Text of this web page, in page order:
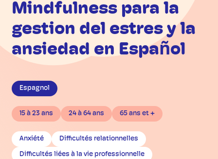
Mindfulness para la
gestion del estres y la
ansiedad en Español
Espagnol
15 à 23 ans 24 à 64 ans 65 ans et +
Anxiété Difficultés relationnelles
Difficultés liées à la vie professionnelle